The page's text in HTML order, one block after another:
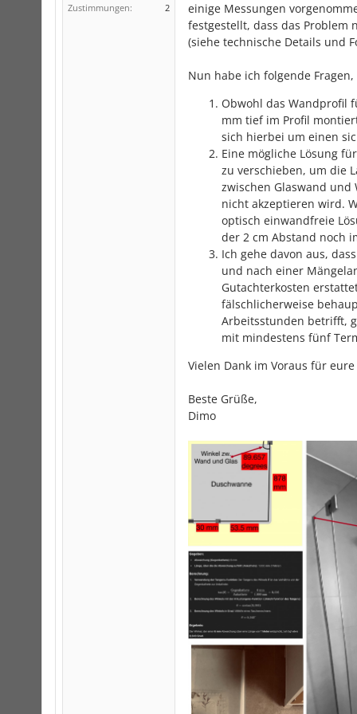
Zustimmungen: 2
einige Messungen
festgestellt, dass das Problem
(siehe technische Details und
Nun habe ich folgende
Obwohl das Wandprofil
mm tief im Profil
sich hierbei um einen
Eine mögliche Lösung
zu verschieben, um die
zwischen Glaswand und
nicht akzeptieren wird.
optisch einwandfreie
der 2 cm Abstand noch
Ich gehe davon aus,
und nach einer
Gutachterkosten
fälschlicherweise
Arbeitsstunden betrifft,
mit mindestens fünf
Vielen Dank im Voraus für
Beste Grüße,
Dimo